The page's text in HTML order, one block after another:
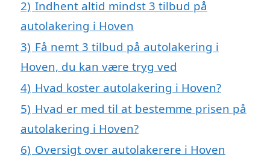
2) Indhent altid mindst 3 tilbud på
autolakering i Hoven
3) Få nemt 3 tilbud på autolakering i
Hoven, du kan være tryg ved
4) Hvad koster autolakering i Hoven?
5) Hvad er med til at bestemme prisen på
autolakering i Hoven?
6) Oversigt over autolakerere i Hoven